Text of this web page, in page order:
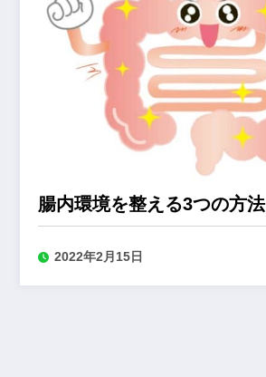
腸内環境を整える3つの方法
2022年2月15日